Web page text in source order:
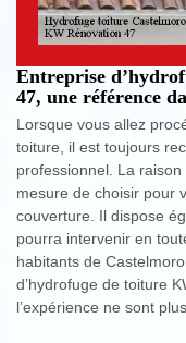
Entreprise
47, une référence
Lorsque vous allez
toiture, il est toujours
professionnel. La
mesure de choisir pour
couverture. Il dispose
pourra intervenir en
habitants de
d’hydrofuge de toiture
l’expérience ne sont